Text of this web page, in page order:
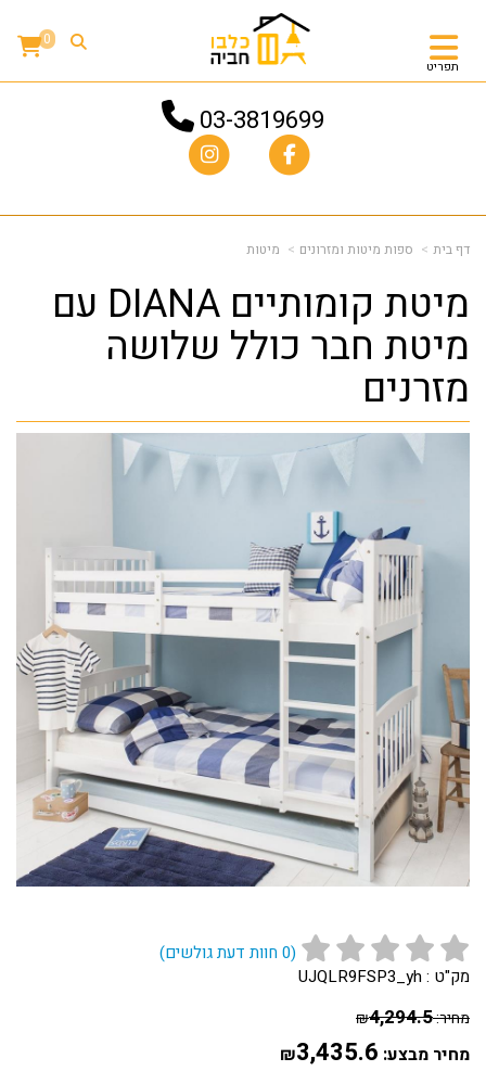
תפריט
0
03-3819699
דף בית ספות מיטות ומזרונים מיטות
מיטת קומותיים DIANA עם
מיטת חבר כולל שלושה
מזרנים
(
0 חוות דעת גולשים)
מק"ט :UJQLR9FSP3_yh
מחיר: ₪4,294.5
מחיר מבצע: ₪3,435.6